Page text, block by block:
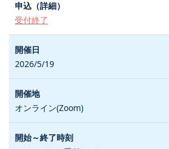
受付終了
2026/5/19
オンライン(Zoom)